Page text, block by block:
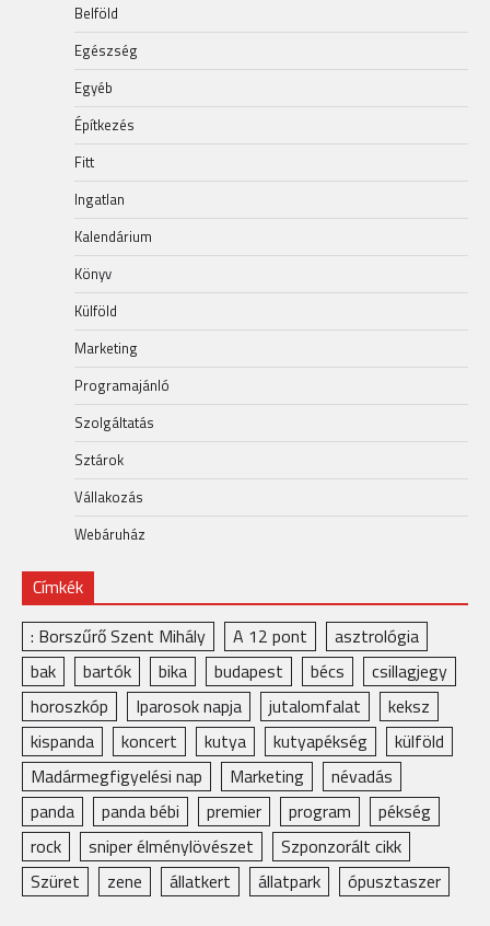
Belföld
Egészség
Egyéb
Építkezés
Fitt
Ingatlan
Kalendárium
Könyv
Külföld
Marketing
Programajánló
Szolgáltatás
Sztárok
Vállakozás
Webáruház
Címkék
: Borszűrő Szent Mihály
A 12 pont
asztrológia
bak
bartók bika budapest bécs
csillagjegy
horoszkóp
Iparosok napja jutalomfalat
keksz
kispanda
koncert kutya kutyapékség
külföld
Madármegfigyelési nap
Marketing
névadás
panda
panda bébi premier program
pékség
rock
sniper élménylövészet
Szponzorált cikk
Szüret
zene állatkert állatpark ópusztaszer